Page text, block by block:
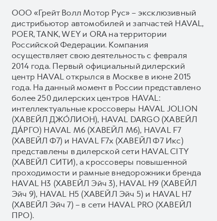
ООО «Грейт Волл Мотор Рус» – эксклюзивный
дистрибьютор автомобилей и запчастей HAVAL,
POER, TANK, WEY и ORA на территории
Российской Федерации. Компания
осуществляет свою деятельность с февраля
2014 года. Первый официальный дилерский
центр HAVAL открылся в Москве в июне 2015
года. На данный момент в России представлено
более 250 дилерских центров HAVAL:
интеллектуальные кроссоверы HAVAL JOLION
(ХАВЕЙЛ ДЖО́ЛИОН), HAVAL DARGO (ХАВЕЙЛ
ДА́РГО) HAVAL М6 (ХАВЕЙЛ M6), HAVAL F7
(ХАВЕЙЛ Ф7) и HAVAL F7x (ХАВЕЙЛ Ф7 Икс)
представлены в дилерской сети HAVAL CITY
(ХАВЕЙЛ СИТИ), а кроссоверы повышенной
проходимости и рамные внедорожники бренда
HAVAL H3 (ХАВЕЙЛ Эйч 3), HAVAL H9 (ХАВЕЙЛ
Эйч 9), HAVAL H5 (ХАВЕЙЛ Эйч 5) и HAVAL H7
(ХАВЕЙЛ Эйч 7) – в сети HAVAL PRO (ХАВЕЙЛ
ПРО).